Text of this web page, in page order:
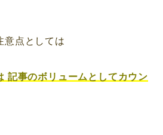
意点としては
記事のボリュームとしてカウン